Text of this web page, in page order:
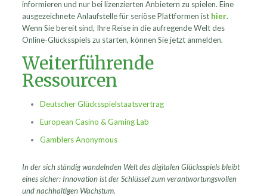
informieren und nur bei lizenzierten Anbietern zu spielen. Eine
ausgezeichnete Anlaufstelle für seriöse Plattformen ist hier.
Wenn Sie bereit sind, Ihre Reise in die aufregende Welt des
Online-Glücksspiels zu starten, können Sie jetzt anmelden.
Weiterführende
Ressourcen
Deutscher Glücksspielstaatsvertrag
European Casino & Gaming Lab
Gamblers Anonymous
In der sich ständig wandelnden Welt des digitalen Glücksspiels bleibt
eines sicher: Innovation ist der Schlüssel zum verantwortungsvollen
und nachhaltigen Wachstum.